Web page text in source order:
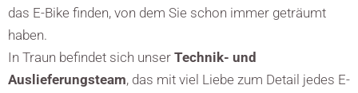
das E-Bike finden, von dem Sie schon immer geträumt
haben.
In Traun befindet sich unser Technik- und
Auslieferungsteam, das mit viel Liebe zum Detail jedes E-